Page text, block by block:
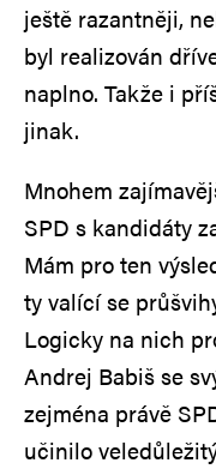
ještě razantněji,
byl realizován
naplno. Takže i
jinak.
Mnohem
SPD s kandidáty
Mám pro ten
ty valící se
Logicky na nich
Andrej Babiš se
zejména právě
učinilo